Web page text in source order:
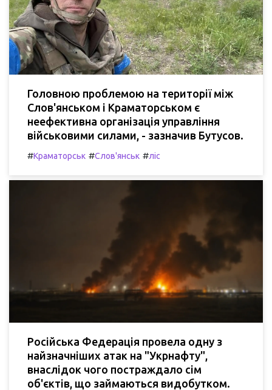
Головною проблемою на території між
Слов'янськом і Краматорськом є
неефективна організація управління
військовими силами, - зазначив Бутусов.
#Краматорськ #Слов'янськ #ліс
Російська Федерація провела одну з
найзначніших атак на "Укрнафту",
внаслідок чого постраждало сім
об'єктів, що займаються видобутком.